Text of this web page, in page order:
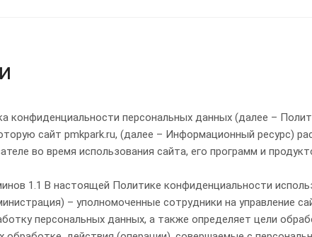
конфиденциальности персональных данных (далее –
сайт pmkpark.ru, (далее – Информационный ресурс)
во время использования сайта, его программ и
страниц, расположенные на доменах третьего уровня, принадлежащие сайту «ПМК ПАРК», а также другие временные страницы, внизу который указана контактная информация Администрации 1.1.5. «Пользователь сайта «ПМК ПАРК» » (далее Пользователь) – лицо, имеющее доступ к сайту «ПМК ПАРК», посредством сети Интернет и использующее информацию, материалы и продукты сайта «ПМК ПАРК». 1.1.7. «Cookies» — небольшой фрагмент данных, отправленный веб-сервером и хранимый на компьютере пользователя, который веб-клиент или веб-браузер каждый раз пересылает веб-серверу в HTTP-запросе при попытке открыть страницу соответствующего сайта. 1.1.8. «IP-адрес» — уникальный сетевой адрес узла в компьютерной сети, через который Пользователь получает доступ на Информационный ресурс. 2. Общие положения 2.1. Использование сайта «ПМК ПАРК» Пользователем означает согласие с настоящей Политикой конфиденциальности и условиями обработки персональных данных Пользователя. 2.2. В случае несогласия с условиями Политики конфиденциальности Пользователь должен прекратить использование сайта «ПМК ПАРК» . 2.3. Настоящая Политика конфиденциальности применяется к сайту «ПМК ПАРК». Информационный ресурс не контролирует и не несет ответственность за сайты третьих лиц, на которые Пользователь может перейти по ссылкам, доступным на сайте «ПМК ПАРК». 2.4. Администрация не проверяет достоверность персональных данных, предоставляемых Пользователем. 3. Предмет политики конфиденциальности 3.1. Настоящая Политика конфиденциальности устанавливает обязательства Администрации по неразглашению и обеспечению режима защиты конфиденциальности персональных данных, которые Пользователь предоставляет по запросу Администрации при регистрации на сайте «ПМК ПАРК» или при подписке на информационную e-mail рассылку. 3.2. Персональные данные, разрешённые к обработке в рамках настоящей Политики конфиденциальности, предоставляются Пользователем путём заполнения форм на сайте «ПМК ПАРК» и включают в себя следующую информацию: 3.2.1. адрес электронной почты (e-mail) 3.3. Информационный ресурс защищает Данные, которые автоматически передаются при посещении страниц: — IP адрес; — информация из cookies; — информация о браузере — время доступа; — реферер (адрес предыдущей страницы). 3.3.1. Отключение cookies может повлечь невозможность доступа к частям сайта , требующим авторизации. 3.3.2. Информационный ресурс осуществляет сбор статистики об IP-адресах своих посетителей. Данная информация используется с целью предотвращения, выявления и решения технических проблем. 3.4. Любая иная персональная информация неоговоренная выше (история посещения, используемые браузеры, операционные системы и т.д.) подлежит надежному хранению и нераспространению, за исключением случаев, предусмотренных в п.п. 5.2. настоящей Политики конфиденциальности. 4. Цели сбора персональной информации пользователя 4.1. Персональные данные Пользователя Администрация может использовать в целях: 4.1.1. Идентификации Пользователя, зарегистрированного на сайте «ПМК ПАРК» для его дальнейшей авторизации. 4.1.2. Предоставления Пользователю доступа к персонализированным данным сайта «ПМК ПАРК». 4.1.3. Установления с Пользователем обратной связи, включая направление уведомлений, запросов, касающихся использования сайта «ПМК ПАРК», обработки запросов и заявок от Пользователя. 4.1.4. Определения места нахождения Пользователя для обеспечения безопасности, предотвращения мошенничества. 4.1.5. Подтверждения достоверности и полноты персональных данных, предоставленных Пользователем. 4.1.6. Создания учетной записи для использования частей сайта «ПМК ПАРК», если Пользователь дал согласие на создание учетной записи. 4.1.7. Уведомления Пользователя по электронной почте», если Пользователь предоставил адрес электронной почты. 4.1.8. Предоставления Пользователю эффективной технической поддержки при возникновении проблем, связанных с использованием сайта «ПМК ПАРК». 4.1.9. Предоставления Пользователю с его согласия специальных предложений, новостной рассылки и иных сведений от имени сайта «ПМК ПАРК». Компания имеет право отправлять Пользователю уведомления о новых продуктах и услугах, специальных предложениях и различных событиях. Пользователь может отказаться от получения сообщений, направив Компании письмо на адрес электронной почты pmkpark@mail.ru с пометкой «Отказ от уведомлений». 5. Способы и сроки обработки персональной информации 5.1. Обработка персональных данных Пользователя осуществляется без ограничения срока, любым законным